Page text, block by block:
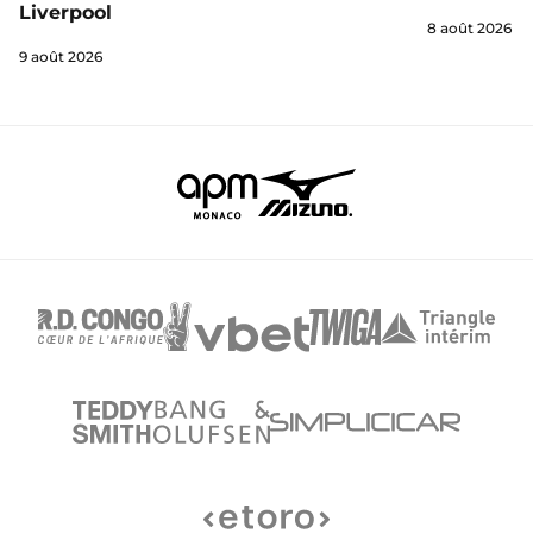
Liverpool
9 août 2026
8 août 2026